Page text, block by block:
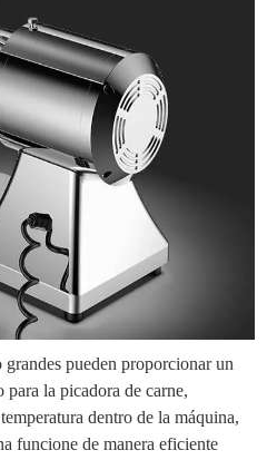
pueden proporcionar un
para la picadora de carne,
dentro de la máquina,
funcione de manera eficiente